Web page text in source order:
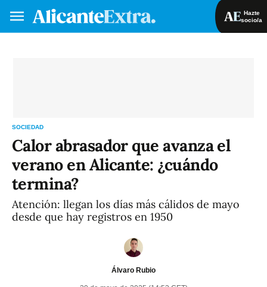
Hazte
socio/a
SOCIEDAD
Calor abrasador que avanza el
verano en Alicante: ¿cuándo
termina?
Atención: llegan los días más cálidos de mayo
desde que hay registros en 1950
Álvaro Rubio